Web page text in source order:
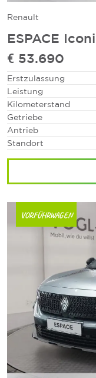
Renault
ESPACE
€ 53.690
Erstzulassung
Leistung
Kilometerstand
Getriebe
Antrieb
Standort
VORFÜHRWAGEN